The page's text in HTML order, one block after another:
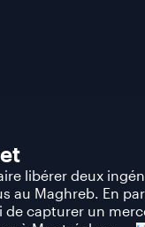
libérer deux
au Maghreb. En
de capturer un